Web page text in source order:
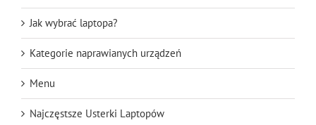
Jak wybrać laptopa?
Kategorie naprawianych urządzeń
Menu
Najczęstsze Usterki Laptopów